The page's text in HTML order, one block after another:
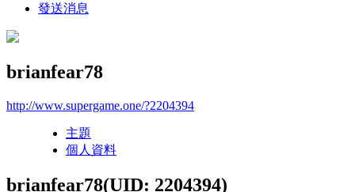
發送消息
brianfear78
http://www.supergame.one/?2204394
主題
個人資料
brianfear78(UID: 2204394)